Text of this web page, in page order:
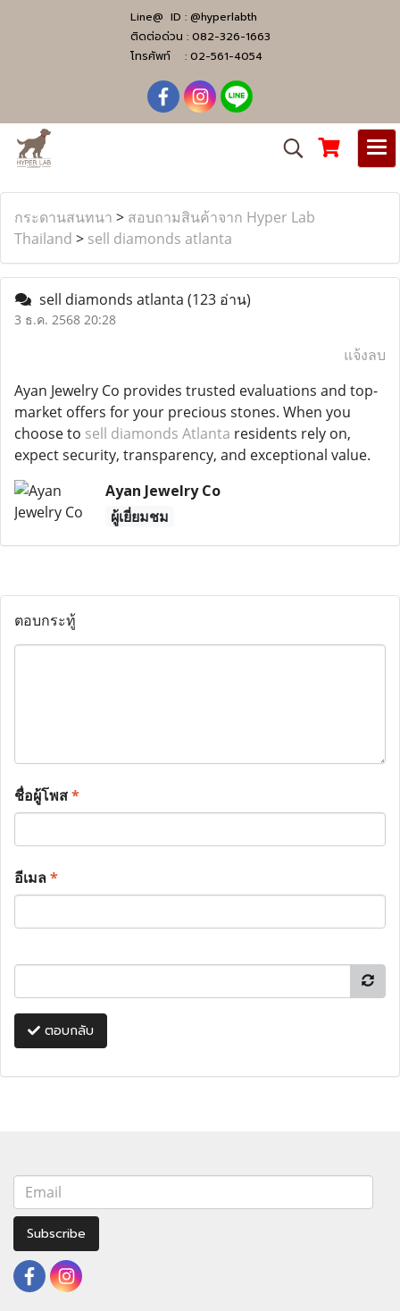
Line@ ID : @hyperlabth
ติดต่อด่วน : 082-326-1663
โทรศัพท์ : 02-561-4054
กระดานสนทนา > สอบถามสินค้าจาก Hyper Lab
Thailand > sell diamonds atlanta
sell diamonds atlanta (123 อ่าน)
3 ธ.ค. 2568 20:28
แจ้งลบ
Ayan Jewelry Co provides trusted evaluations and top-
market offers for your precious stones. When you
choose to sell diamonds Atlanta residents rely on,
expect security, transparency, and exceptional value.
Ayan Jewelry Co
ผู้เยี่ยมชม
ตอบกระทู้
ชื่อผู้โพส*
อีเมล*
ตอบกลับ
Subscribe